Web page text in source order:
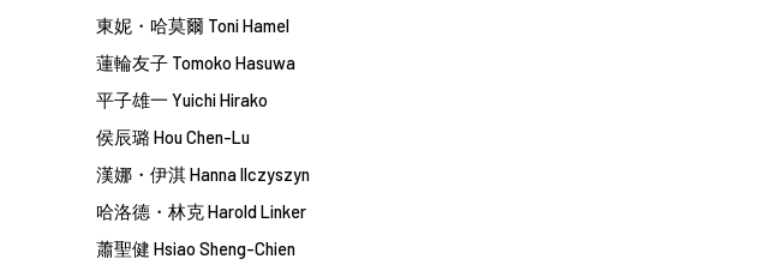
東妮・哈莫爾 Toni Hamel
蓮輪友子 Tomoko Hasuwa
平子雄一 YuichiHirako
侯辰璐 Hou Chen-Lu
漢娜・伊淇 Hanna Ilczyszyn
哈洛德・林克 Harold Linker
蕭聖健 Hsiao Sheng-Chien